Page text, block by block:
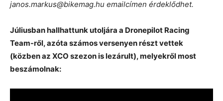
janos.markus@bikemag.hu emailcímen érdeklődhet.
Júliusban hallhattunk utoljára a Dronepilot Racing
Team-ről, azóta számos versenyen részt vettek
(közben az XCO szezon is lezárult), melyekről most
beszámolnak: